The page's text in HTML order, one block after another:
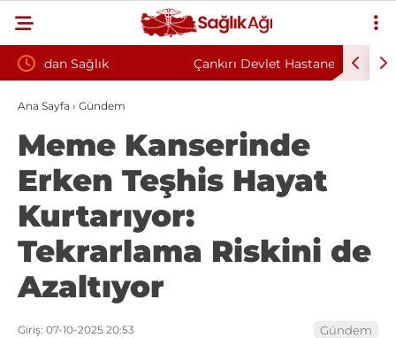
Çankırı Devlet Hastanesi’nde Sendikal Vesayet
İddiası: Maaş Kesme Cezası Talep Edildi
Ana Sayfa › Gündem
Meme Kanserinde
Erken Teşhis Hayat
Kurtarıyor:
Tekrarlama Riskini de
Azaltıyor
Giriş: 07-10-2025 20:53
Gündem